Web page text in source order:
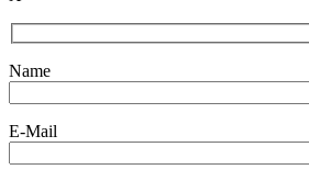
Name
E-Mail